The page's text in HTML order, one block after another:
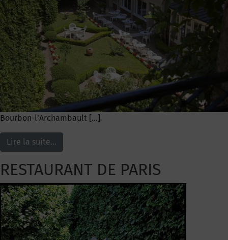
Bourbon-l’Archambault […]
Lire la suite…
RESTAURANT DE PARIS